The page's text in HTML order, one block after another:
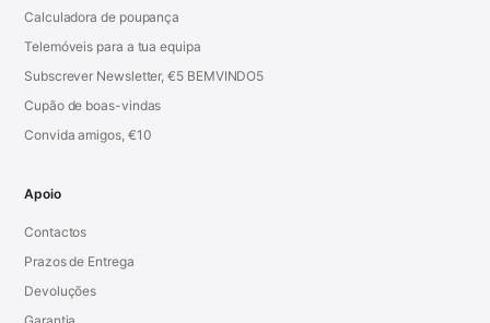
Calculadora de poupança
Telemóveis para a tua equipa
Subscrever Newsletter, €5 BEMVINDO5
Cupão de boas-vindas
Convida amigos, €10
Apoio
Contactos
Prazos de Entrega
Devoluções